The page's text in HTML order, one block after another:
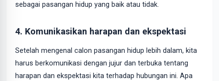
sebagai pasangan hidup yang baik atau tidak.
4. Komunikasikan harapan dan ekspektasi
Setelah mengenal calon pasangan hidup lebih dalam, kita
harus berkomunikasi dengan jujur dan terbuka tentang
harapan dan ekspektasi kita terhadap hubungan ini. Apa